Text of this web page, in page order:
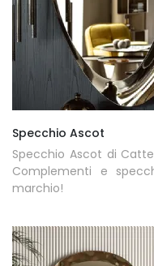
Specchio Ascot
Specchio Ascot di
Complementi e
marchio!